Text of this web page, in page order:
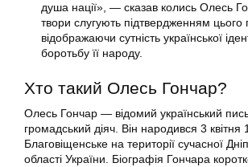
душа нації», — сказав колись Олесь
твори слугують підтвердженням цього
відображаючи сутність української
боротьбу її народу.
Хто такий Олесь Гончар?
Олесь Гончар — відомий український
громадський діяч. Він народився 3 квітня
Благовіщенське на території сучасної
області України. Біографія Гончара